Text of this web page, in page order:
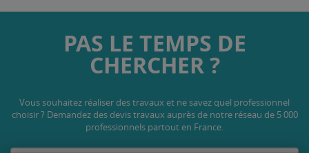
PAS LE TEMPS DE
CHERCHER ?
Vous souhaitez réaliser des travaux et ne savez quel professionnel
choisir ? Demandez des devis travaux auprès de notre réseau de 5 000
professionnels partout en France.